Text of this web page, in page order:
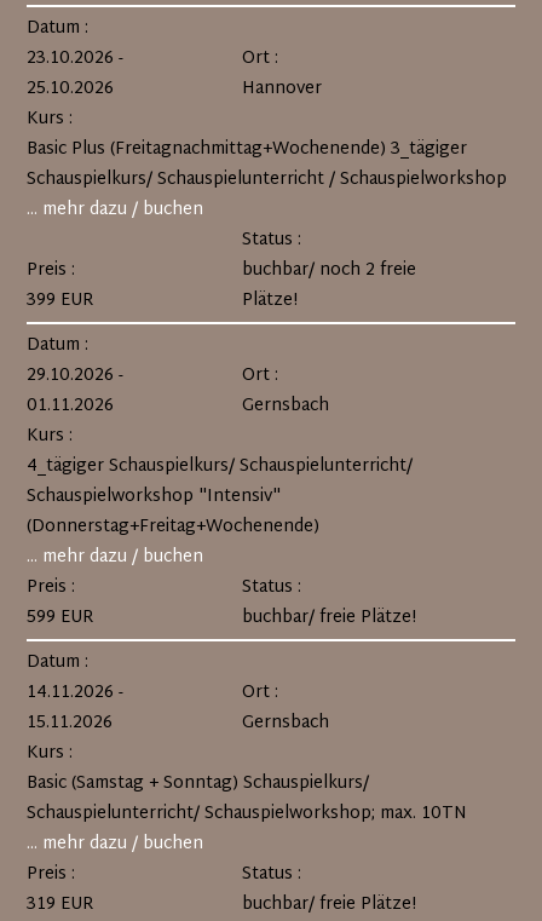
Datum :
23.10.2026 -
25.10.2026
Ort :
Hannover
Kurs :
Basic Plus (Freitagnachmittag+Wochenende) 3_tägiger
Schauspielkurs/ Schauspielunterricht / Schauspielworkshop
... mehr dazu / buchen
Preis :
399 EUR
Status :
buchbar/ noch 2 freie
Plätze!
Datum :
29.10.2026 -
01.11.2026
Ort :
Gernsbach
Kurs :
4_tägiger Schauspielkurs/ Schauspielunterricht/
Schauspielworkshop "Intensiv"
(Donnerstag+Freitag+Wochenende)
... mehr dazu / buchen
Preis :
599 EUR
Status :
buchbar/ freie Plätze!
Datum :
14.11.2026 -
15.11.2026
Ort :
Gernsbach
Kurs :
Basic (Samstag + Sonntag) Schauspielkurs/
Schauspielunterricht/ Schauspielworkshop; max. 10TN
... mehr dazu / buchen
Preis :
319 EUR
Status :
buchbar/ freie Plätze!